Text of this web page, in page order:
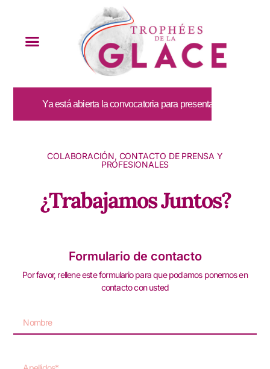
Ya está abierta la convocatoria para presentar candidaturas
COLABORACIÓN, CONTACTO DE PRENSA Y
PROFESIONALES
¿Trabajamos Juntos?
Formulario de contacto
Por favor, rellene este formulario para que podamos ponernos en
contacto con usted